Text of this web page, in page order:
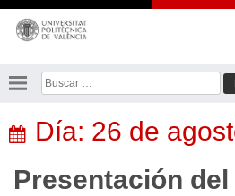
Saltar
contenido
Buscar:
Día: 26 de
Presentación